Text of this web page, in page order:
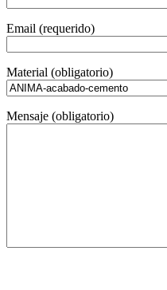
Email (requerido)
Material (obligatorio)
Mensaje (obligatorio)